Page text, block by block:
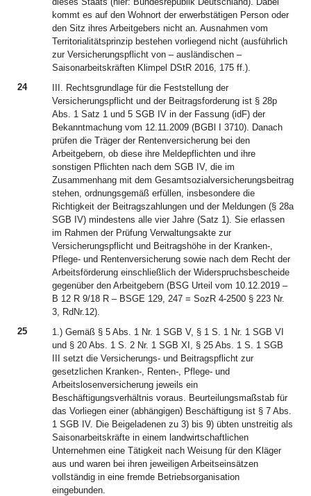
kommt es auf den Wohnort der erwerbstätigen Person oder
den Sitz ihres Arbeitgebers nicht an. Ausnahmen vom
Territorialitätsprinzip bestehen vorliegend nicht (ausführlich
zur Versicherungspflicht von – ausländischen –
Saisonarbeitskräften Klimpel DStR 2016, 175 ff.).
24
III. Rechtsgrundlage für die Feststellung der
Versicherungspflicht und der Beitragsforderung ist § 28p
Abs. 1 Satz 1 und 5 SGB IV in der Fassung (idF) der
Bekanntmachung vom 12.11.2009 (BGBl I 3710). Danach
prüfen die Träger der Rentenversicherung bei den
Arbeitgebern, ob diese ihre Meldepflichten und ihre
sonstigen Pflichten nach dem SGB IV, die im
Zusammenhang mit dem Gesamtsozialversicherungsbeitrag
stehen, ordnungsgemäß erfüllen, insbesondere die
Richtigkeit der Beitragszahlungen und der Meldungen (§ 28a
SGB IV) mindestens alle vier Jahre (Satz 1). Sie erlassen
im Rahmen der Prüfung Verwaltungsakte zur
Versicherungspflicht und Beitragshöhe in der Kranken-,
Pflege- und Rentenversicherung sowie nach dem Recht der
Arbeitsförderung einschließlich der Widerspruchsbescheide
gegenüber den Arbeitgebern (BSG Urteil vom 10.12.2019 –
B 12 R 9/18 R – BSGE 129, 247 = SozR 4-2500 § 223 Nr.
3, RdNr.12).
25
1.) Gemäß § 5 Abs. 1 Nr. 1 SGB V, § 1 S. 1 Nr. 1 SGB VI
und § 20 Abs. 1 S. 2 Nr. 1 SGB XI, § 25 Abs. 1 S. 1 SGB
III setzt die Versicherungs- und Beitragspflicht zur
gesetzlichen Kranken-, Renten-, Pflege- und
Arbeitslosenversicherung jeweils ein
Beschäftigungsverhältnis voraus. Beurteilungsmaßstab für
das Vorliegen einer (abhängigen) Beschäftigung ist § 7 Abs.
1 SGB IV. Die Beigeladenen zu 3) bis 9) übten unstreitig als
Saisonarbeitskräfte in einem landwirtschaftlichen
Unternehmen eine Tätigkeit nach Weisung für den Kläger
aus und waren bei ihren jeweiligen Arbeitseinsätzen
vollständig in eine fremde Betriebsorganisation
eingebunden.